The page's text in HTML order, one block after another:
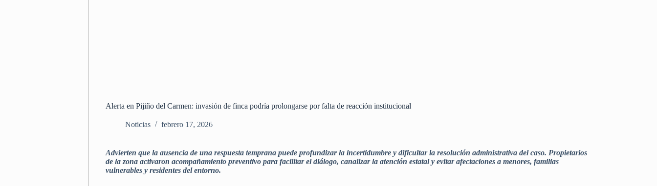
Alerta en Pijiño del Carmen: invasión de finca podría prolongarse por falta de reacción institucional
Noticias febrero 17, 2026
Advierten que la ausencia de una respuesta temprana puede profundizar la incertidumbre y dificultar la resolución administrativa del caso. Propietarios
de la zona activaron acompañamiento preventivo para facilitar el diálogo, canalizar la atención estatal y evitar afectaciones a menores, familias
vulnerables y residentes del entorno.